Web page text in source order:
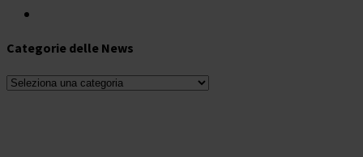
Categorie delle News
Categorie